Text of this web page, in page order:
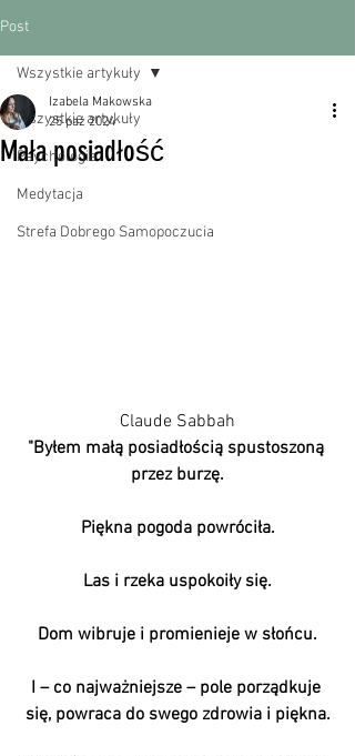
Post
Wszystkie artykuły
Psychologia
Medytacja
Strefa Dobrego Samopoczucia
Wszystkie artykuły
Mała posiadłość
Izabela Makowska
25 paź 2024
Claude Sabbah
"Byłem małą posiadłością spustoszoną
przez burzę.
Piękna pogoda powróciła.
Las i rzeka uspokoiły się.
Dom wibruje i promienieje w słońcu.
I – co najważniejsze – pole porządkuje
się, powraca do swego zdrowia i piękna.